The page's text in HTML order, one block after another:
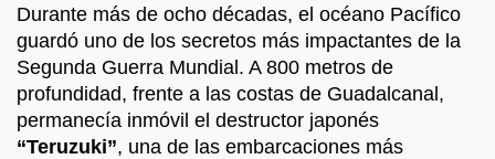
Durante más de ocho décadas, el océano Pacífico
guardó uno de los secretos más impactantes de la
Segunda Guerra Mundial. A 800 metros de
profundidad, frente a las costas de Guadalcanal,
permanecía inmóvil el destructor japonés
“Teruzuki”, una de las embarcaciones más